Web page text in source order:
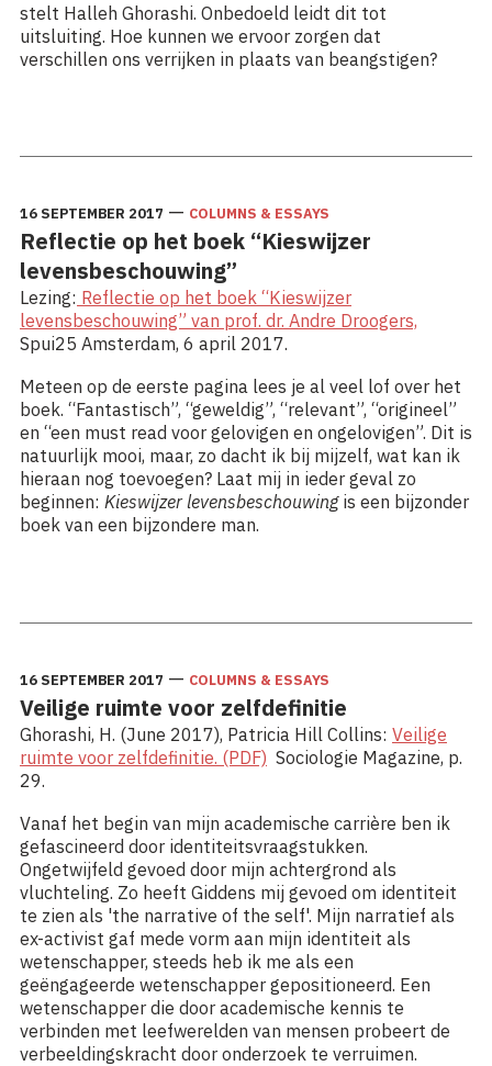
stelt Halleh Ghorashi. Onbedoeld leidt dit tot
uitsluiting. Hoe kunnen we ervoor zorgen dat
verschillen ons verrijken in plaats van beangstigen?
16 SEPTEMBER 2017 — COLUMNS & ESSAYS
Reflectie op het boek “Kieswijzer
levensbeschouwing”
Lezing: Reflectie op het boek “Kieswijzer
levensbeschouwing” van prof. dr. Andre Droogers,
Spui25 Amsterdam, 6 april 2017.
Meteen op de eerste pagina lees je al veel lof over het
boek. “Fantastisch”, “geweldig”, “relevant”, “origineel”
en “een must read voor gelovigen en ongelovigen”. Dit is
natuurlijk mooi, maar, zo dacht ik bij mijzelf, wat kan ik
hieraan nog toevoegen? Laat mij in ieder geval zo
beginnen: Kieswijzer levensbeschouwingis een bijzonder
boek van een bijzondere man.
16 SEPTEMBER 2017 — COLUMNS & ESSAYS
Veilige ruimte voor zelfdefinitie
Ghorashi, H. (June 2017), Patricia Hill Collins: Veilige
ruimte voor zelfdefinitie. (PDF) Sociologie Magazine, p.
29.
Vanaf het begin van mijn academische carrière ben ik
gefascineerd door identiteitsvraagstukken.
Ongetwijfeld gevoed door mijn achtergrond als
vluchteling. Zo heeft Giddens mij gevoed om identiteit
te zien als 'the narrative of the self'. Mijn narratief als
ex-activist gaf mede vorm aan mijn identiteit als
wetenschapper, steeds heb ik me als een
geëngageerde wetenschapper gepositioneerd. Een
wetenschapper die door academische kennis te
verbinden met leefwerelden van mensen probeert de
verbeeldingskracht door onderzoek te verruimen.